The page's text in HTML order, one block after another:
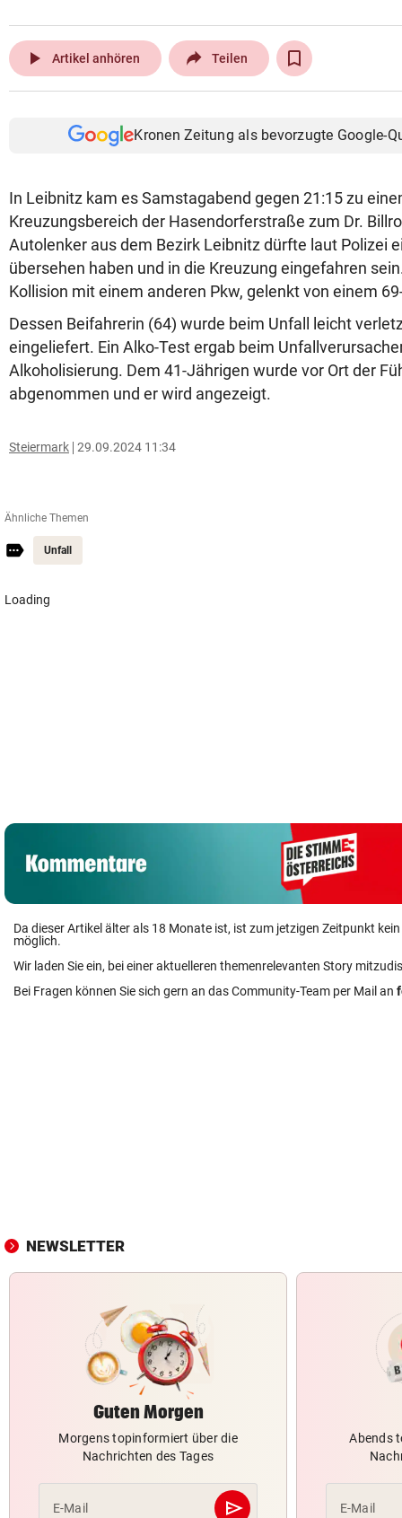
play_arrow Artikel anhören Teilen
Kronen Zeitung als bevorzugte Google-
In Leibnitz kam es Samstagabend gegen 21:15 zu
Kreuzungsbereich der Hasendorferstraße zum Dr.
Autolenker aus dem Bezirk Leibnitz dürfte laut Polizei
übersehen haben und in die Kreuzung eingefahren
Kollision mit einem anderen Pkw, gelenkt von einem
Dessen Beifahrerin (64) wurde beim Unfall leicht
eingeliefert. Ein Alko-Test ergab beim
Alkoholisierung. Dem 41-Jährigen wurde vor Ort der
abgenommen und er wird angezeigt.
Steiermark 29.09.2024 11:34
Ähnliche Themen
Unfall
Da dieser Artikel älter als 18 Monate ist, ist zum jetzigen Zeitpunkt
möglich.
Wir laden Sie ein, bei einer aktuelleren themenrelevanten Story
Bei Fragen können Sie sich gern an das Community-Team per Mail an
NEWSLETTER
Guten Morgen
Morgens topinformiert über die
Nachrichten des Tages
E-Mail send
Abschicken
Abends
E-Mail